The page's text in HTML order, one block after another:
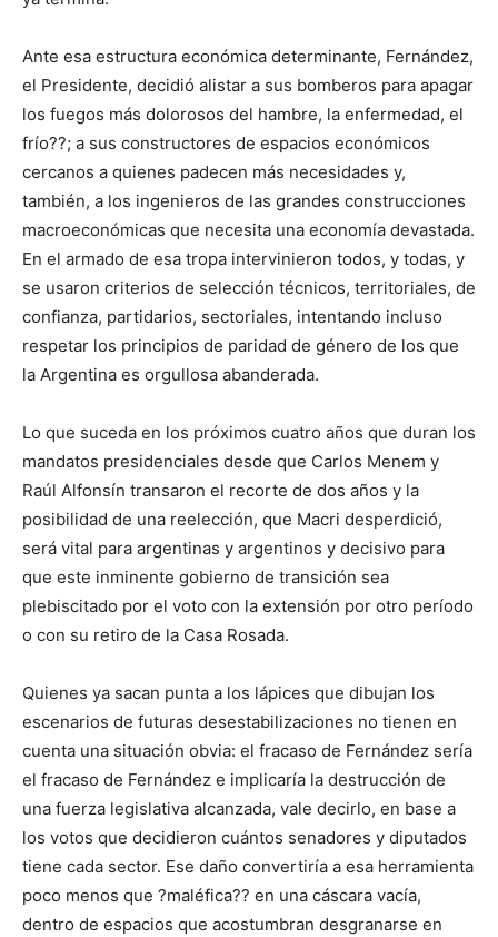
Ante esa estructura económica determinante, Fernández,
el Presidente, decidió alistar a sus bomberos para apagar
los fuegos más dolorosos del hambre, la enfermedad, el
frío??; a sus constructores de espacios económicos
cercanos a quienes padecen más necesidades y,
también, a los ingenieros de las grandes construcciones
macroeconómicas que necesita una economía devastada.
En el armado de esa tropa intervinieron todos, y todas, y
se usaron criterios de selección técnicos, territoriales, de
confianza, partidarios, sectoriales, intentando incluso
respetar los principios de paridad de género de los que
la Argentina es orgullosa abanderada.
Lo que suceda en los próximos cuatro años que duran los
mandatos presidenciales desde que Carlos Menem y
Raúl Alfonsín transaron el recorte de dos años y la
posibilidad de una reelección, que Macri desperdició,
será vital para argentinas y argentinos y decisivo para
que este inminente gobierno de transición sea
plebiscitado por el voto con la extensión por otro período
o con su retiro de la Casa Rosada.
Quienes ya sacan punta a los lápices que dibujan los
escenarios de futuras desestabilizaciones no tienen en
cuenta una situación obvia: el fracaso de Fernández sería
el fracaso de Fernández e implicaría la destrucción de
una fuerza legislativa alcanzada, vale decirlo, en base a
los votos que decidieron cuántos senadores y diputados
tiene cada sector. Ese daño convertiría a esa herramienta
poco menos que ?maléfica?? en una cáscara vacía,
dentro de espacios que acostumbran desgranarse en